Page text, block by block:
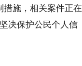
措施，相关案件正在
决保护公民个人信